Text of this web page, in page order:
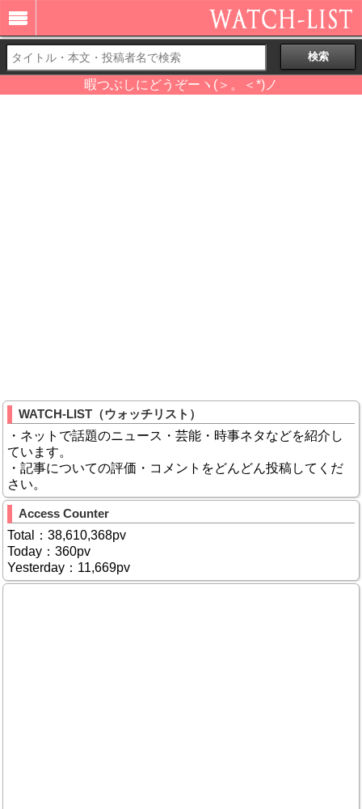
暇つぶしにどうぞーヽ(＞。＜*)ノ
WATCH-LIST（ウォッチリスト）
・ネットで話題のニュース・芸能・時事ネタなどを紹介し
ています。
・記事についての評価・コメントをどんどん投稿してくだ
さい。
Access Counter
Total：38,610,368pv
Today：360pv
Yesterday：11,669pv